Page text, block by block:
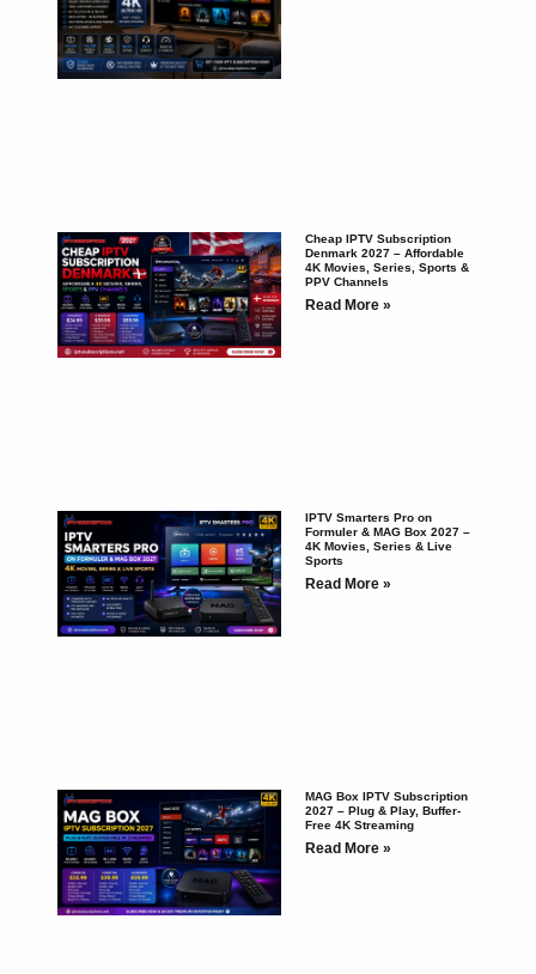
Cheap IPTV Subscription
Denmark 2027 – Affordable
4K Movies, Series, Sports &
PPV Channels
Read More »
IPTV Smarters Pro on
Formuler & MAG Box 2027 –
4K Movies, Series & Live
Sports
Read More »
MAG Box IPTV Subscription
2027 – Plug & Play, Buffer-
Free 4K Streaming
Read More »